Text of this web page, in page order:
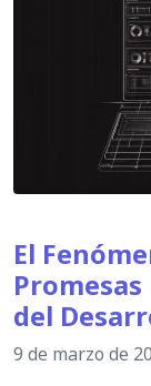
El
Promesas
del
9 de marzo de